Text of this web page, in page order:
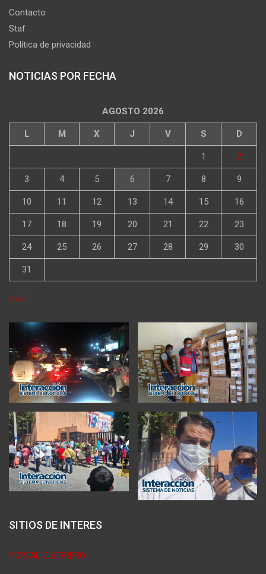
Contacto
Staf
Política de privacidad
NOTICIAS POR FECHA
AGOSTO 2026
L M X J V S D
1 2
3 4 5 6 7 8 9
10 11 12 13 14 15 16
17 18 19 20 21 22 23
24 25 26 27 28 29 30
31
« Jul
SITIOS DE INTERES
PORTAL GUERRERO